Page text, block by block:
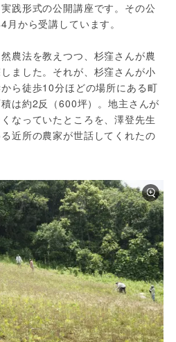
践形式の公開講座です。その公
から受講しています。
農法を教えつつ、杉窪さんが農
ました。それが、杉窪さんが小
ら徒歩10分ほどの場所にある町
は約2反（600坪）。地主さんが
なっていたところを、澤登先生
近所の農家が世話してくれたの